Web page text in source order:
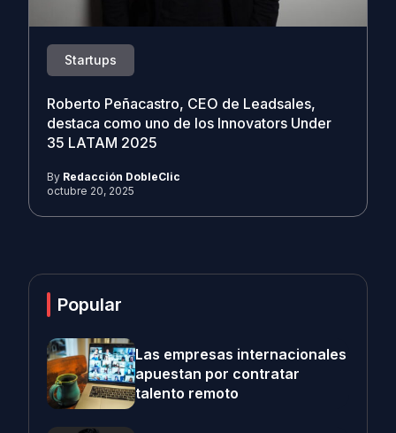
Startups
Roberto Peñacastro, CEO de Leadsales,
destaca como uno de los Innovators Under
35 LATAM 2025
By Redacción DobleClic
octubre 20, 2025
Popular
Las empresas internacionales
apuestan por contratar
talento remoto